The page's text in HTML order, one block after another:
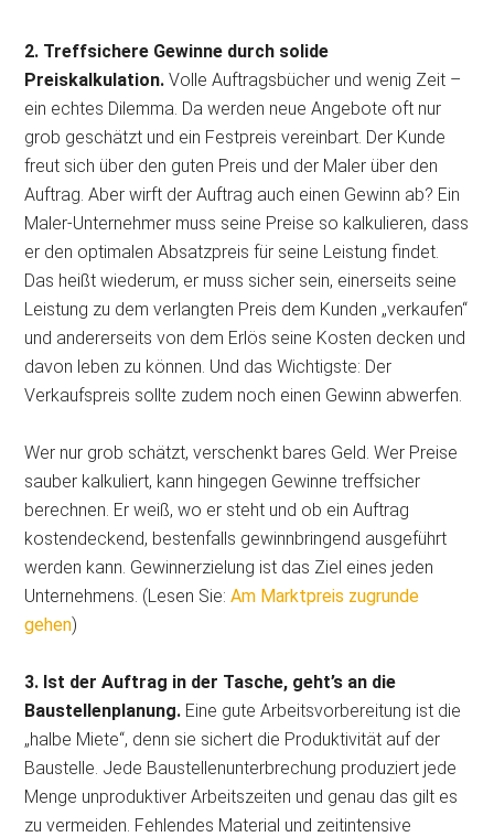
2. Treffsichere Gewinne durch solide
Preiskalkulation.Volle Auftragsbücher und wenig Zeit –
ein echtes Dilemma. Da werden neue Angebote oft nur
grob geschätzt und ein Festpreis vereinbart. Der Kunde
freut sich über den guten Preis und der Maler über den
Auftrag. Aber wirft der Auftrag auch einen Gewinn ab? Ein
Maler-Unternehmer muss seine Preise so kalkulieren, dass
er den optimalen Absatzpreis für seine Leistung findet.
Das heißt wiederum, er muss sicher sein, einerseits seine
Leistung zu dem verlangten Preis dem Kunden „verkaufen“
und andererseits von dem Erlös seine Kosten decken und
davon leben zu können. Und das Wichtigste: Der
Verkaufspreis sollte zudem noch einen Gewinn abwerfen.
Wer nur grob schätzt, verschenkt bares Geld. Wer Preise
sauber kalkuliert, kann hingegen Gewinne treffsicher
berechnen. Er weiß, wo er steht und ob ein Auftrag
kostendeckend, bestenfalls gewinnbringend ausgeführt
werden kann. Gewinnerzielung ist das Ziel eines jeden
Unternehmens. (Lesen Sie:Am Marktpreis zugrunde
gehen)
3. Ist der Auftrag in der Tasche, geht’s an die
Baustellenplanung. Eine gute Arbeitsvorbereitung ist die
„halbe Miete“, denn sie sichert die Produktivität auf der
Baustelle. Jede Baustellenunterbrechung produziert jede
Menge unproduktiver Arbeitszeiten und genau das gilt es
zu vermeiden. Fehlendes Material und zeitintensive